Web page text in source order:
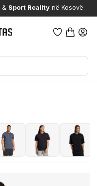
& Sport Reality në Kosovë.